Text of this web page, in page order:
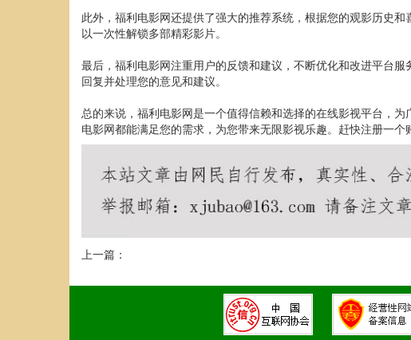
此外，福利电影网还提供了强大的推荐系统，根据您的观影历史
以一次性解锁多部精彩影片。
最后，福利电影网注重用户的反馈和建议，不断优化和改进平台
回复并处理您的意见和建议。
总的来说，福利电影网是一个值得信赖和选择的在线影视平台，
电影网都能满足您的需求，为您带来无限影视乐趣。赶快注册一个
上一篇：